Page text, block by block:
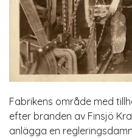
Fabrikens område med
efter branden av Finsjö
anlägga en